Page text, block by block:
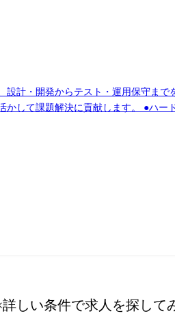
計・開発からテスト・運用保守ま
して課題解決に貢献します。 ●ハー
事評価システム、大学向け管理シ
ステム、各種監視システム ・制御
詳しい条件で求人を探して